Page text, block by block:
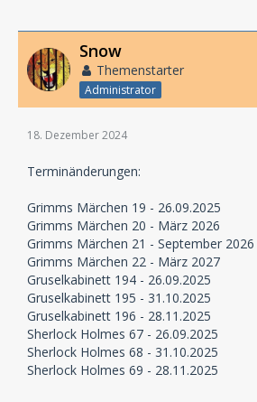
Snow
Themenstarter
Administrator
18. Dezember 2024
Terminänderungen:
Grimms Märchen 19 - 26.09.2025
Grimms Märchen 20 - März 2026
Grimms Märchen 21 - September 2026
Grimms Märchen 22 - März 2027
Gruselkabinett 194 - 26.09.2025
Gruselkabinett 195 - 31.10.2025
Gruselkabinett 196 - 28.11.2025
Sherlock Holmes 67 - 26.09.2025
Sherlock Holmes 68 - 31.10.2025
Sherlock Holmes 69 - 28.11.2025